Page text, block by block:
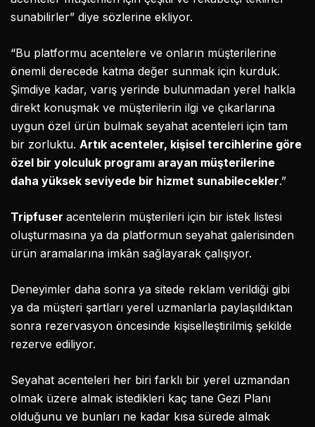
sunabilirler” diye sözlerine ekliyor.
“Bu platformu acentelere ve onların müşterilerine
önemli derecede katma değer sunmak için kurduk.
Şimdiye kadar, varış yerinde bulunmadan yerel halkla
direkt konuşmak ve müşterilerin ilgi ve çıkarlarına
uygun özel ürün bulmak seyahat acenteleri için tam
bir zorluktu. Artık acenteler, kişisel tercihlerine göre
özel bir yolculuk programı arayan müşterilerine
daha yüksek seviyede bir hizmet sunabilecekler.”
Tripfuser acentelerin müşterileri için bir istek listesi
oluşturmasına ya da platformun seyahat galerisinden
ürün aramalarına imkân sağlayarak çalışıyor.
Deneyimler daha sonra ya sitede reklam verildiği gibi
ya da müşteri şartları yerel uzmanlarla paylaşıldıktan
sonra rezervasyon öncesinde kişiselleştirilmiş şekilde
rezerve ediliyor.
Seyahat acenteleri her biri farklı bir yerel uzmandan
olmak üzere almak istedikleri kaç tane Gezi Planı
olduğunu ve bunları ne kadar kısa sürede almak